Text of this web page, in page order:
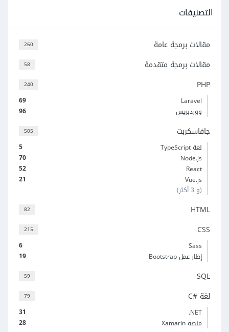
التصنيفات
260 مقالات برمجة عامة
58 مقالات برمجة متقدمة
240 PHP
69
Laravel
96
ووردبريس
505 جافاسكربت
5
لغة TypeScript
70
Node.js
52
React
21
Vue.js
(و 3 أكثر)
82 HTML
215 CSS
6
Sass
19
إطار عمل Bootstrap
59 SQL
79 لغة C#‎
31
‎.NET
28
منصة Xamarin